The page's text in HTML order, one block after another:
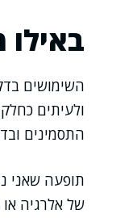
השימושים
ולעיתים
התסמינים
תופעה שאני
של אלרגיה